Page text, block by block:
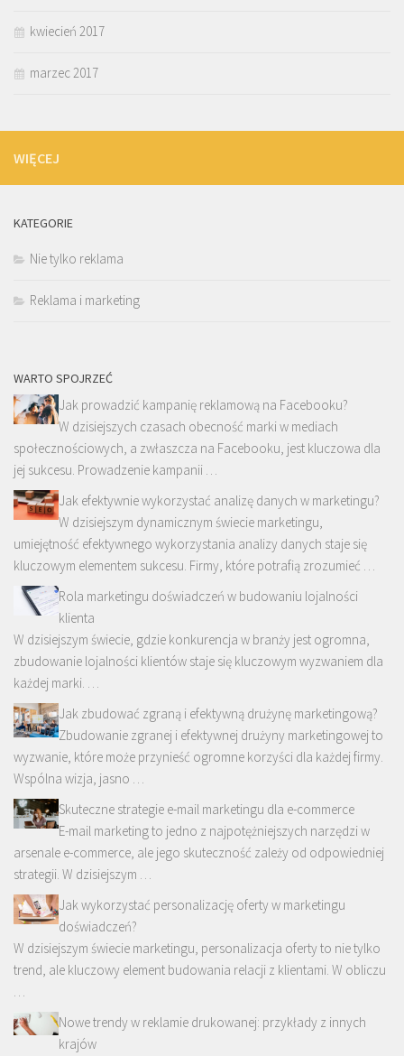
kwiecień 2017
marzec 2017
WIĘCEJ
KATEGORIE
Nie tylko reklama
Reklama i marketing
WARTO SPOJRZEĆ
Jak prowadzić kampanię reklamową na Facebooku?
W dzisiejszych czasach obecność marki w mediach
społecznościowych, a zwłaszcza na Facebooku, jest kluczowa dla
jej sukcesu. Prowadzenie kampanii …
Jak efektywnie wykorzystać analizę danych w marketingu?
W dzisiejszym dynamicznym świecie marketingu,
umiejętność efektywnego wykorzystania analizy danych staje się
kluczowym elementem sukcesu. Firmy, które potrafią zrozumieć …
Rola marketingu doświadczeń w budowaniu lojalności
klienta
W dzisiejszym świecie, gdzie konkurencja w branży jest ogromna,
zbudowanie lojalności klientów staje się kluczowym wyzwaniem dla
każdej marki. …
Jak zbudować zgraną i efektywną drużynę marketingową?
Zbudowanie zgranej i efektywnej drużyny marketingowej to
wyzwanie, które może przynieść ogromne korzyści dla każdej firmy.
Wspólna wizja, jasno …
Skuteczne strategie e-mail marketingu dla e-commerce
E-mail marketing to jedno z najpotężniejszych narzędzi w
arsenale e-commerce, ale jego skuteczność zależy od odpowiedniej
strategii. W dzisiejszym …
Jak wykorzystać personalizację oferty w marketingu
doświadczeń?
W dzisiejszym świecie marketingu, personalizacja oferty to nie tylko
trend, ale kluczowy element budowania relacji z klientami. W obliczu
…
Nowe trendy w reklamie drukowanej: przykłady z innych
krajów